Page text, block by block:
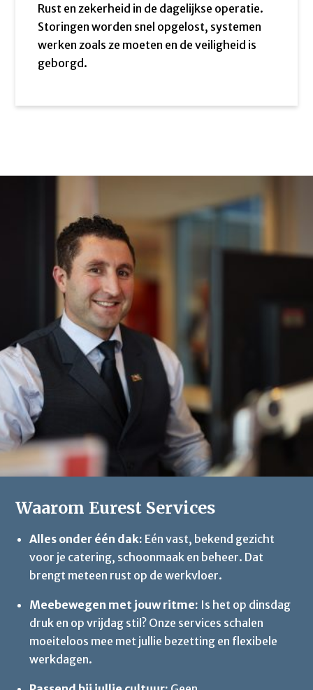
Rust en zekerheid in de dagelijkse operatie.
Storingen worden snel opgelost, systemen
werken zoals ze moeten en de veiligheid is
geborgd.
Waarom Eurest Services
Alles onder één dak: Eén vast, bekend gezicht
voor je catering, schoonmaak en beheer. Dat
brengt meteen rust op de werkvloer.
Meebewegen met jouw ritme: Is het op dinsdag
druk en op vrijdag stil? Onze services schalen
moeiteloos mee met jullie bezetting en flexibele
werkdagen.